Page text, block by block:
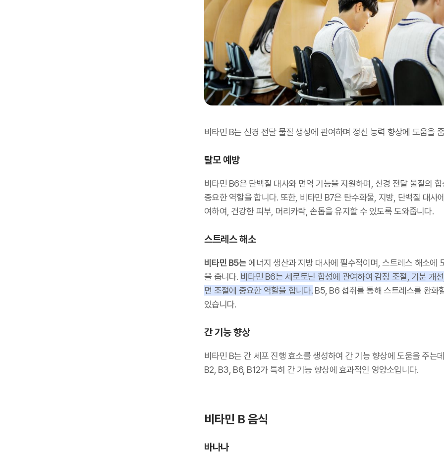
비타민 B는 신경 전달 물질 생성에 관여하며 정신 능력 향상에 도움을
탈모 예방
비타민 B6은 단백질 대사와 면역 기능을 지원하며, 신경 전달 물질의
중요한 역할을 합니다. 또한, 비타민 B7은 탄수화물, 지방, 단백질 대사
여하여, 건강한 피부, 머리카락, 손톱을 유지할 수 있도록 도와줍니다.
스트레스 해소
비타민 B5는에너지 생산과 지방 대사에 필수적이며, 스트레스 해소에
을 줍니다. 비타민 B6는 세로토닌 합성에 관여하여 감정 조절, 기분 개
면 조절에 중요한 역할을 합니다. B5, B6 섭취를 통해 스트레스를 완화
있습니다.
간 기능 향상
비타민 B는 간 세포 진행 효소를 생성하여 간 기능 향상에 도움을 주는
B2, B3, B6, B12가 특히 간 기능 향상에 효과적인 영양소입니다.
비타민 B 음식
바나나